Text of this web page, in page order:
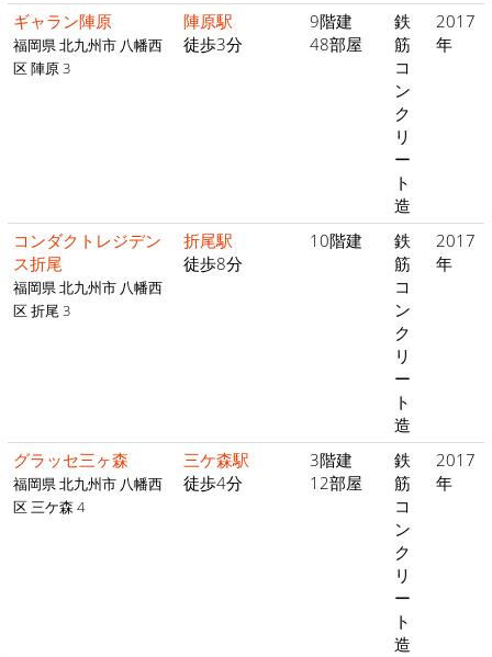
ギャラン陣原
福岡県 北九州市 八幡西
区 陣原 3
陣原駅
徒歩3分
9階建
48部屋
鉄
筋
コ
ン
ク
リ
ー
ト
造
2017
年
コンダクトレジデン
ス折尾
福岡県 北九州市 八幡西
区 折尾 3
折尾駅
徒歩8分
10階建
鉄
筋
コ
ン
ク
リ
ー
ト
造
2017
年
グラッセ三ヶ森
福岡県 北九州市 八幡西
区 三ケ森 4
三ケ森駅
徒歩4分
3階建
12部屋
鉄
筋
コ
ン
ク
リ
ー
ト
造
2017
年